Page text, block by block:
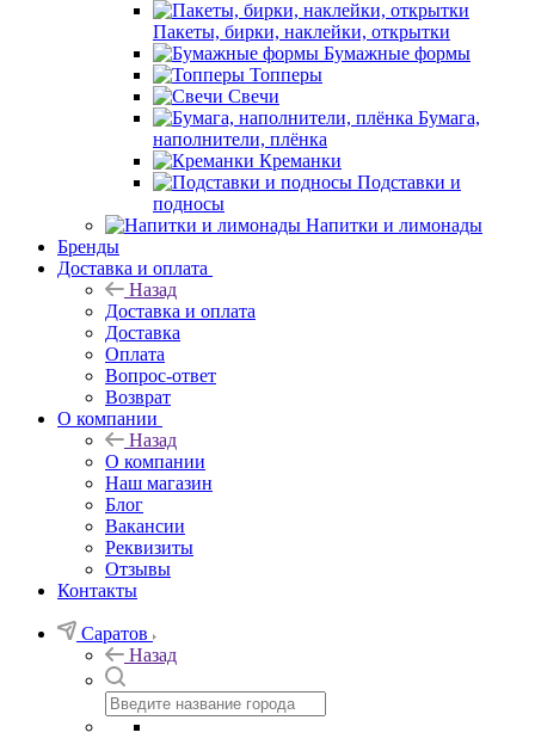
Пакеты, бирки, наклейки, открытки
Бумажные формы
Топперы
Свечи
Бумага,
наполнители, плёнка
Креманки
Подставки и
подносы
Напитки и лимонады
Бренды
Доставка и оплата
Назад
Доставка и оплата
Доставка
Оплата
Вопрос-ответ
Возврат
О компании
Назад
О компании
Наш магазин
Блог
Вакансии
Реквизиты
Отзывы
Контакты
Саратов
Назад